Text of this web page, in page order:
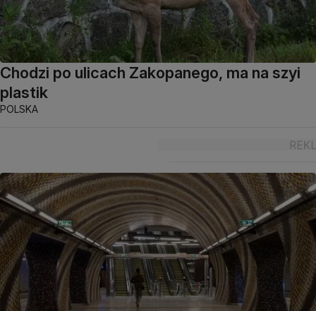
Chodzi po ulicach Zakopanego, ma na szyi
plastik
POLSKA